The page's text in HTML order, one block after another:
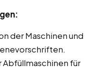
der Maschinen und
Abfüllmaschinen für